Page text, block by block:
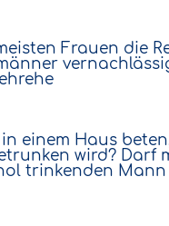
der nicht betet?
Ehemann seiner
ihren Vater und
Frauen die
einem Haus
wird? Darf
trinkenden Mann